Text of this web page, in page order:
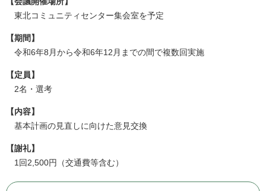
東北コミュニティセンター集会室を予定
【期間】
令和6年8月から令和6年12月までの間で複数回実施
【定員】
2名・選考
【内容】
​基本計画の見直しに向けた意見交換
【謝礼】
1回2,500円（交通費等含む）